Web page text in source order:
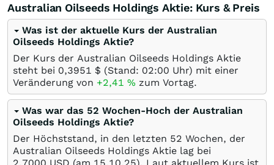
Australian Oilseeds Holdings Aktie: Kurs & Preis
Was ist der aktuelle Kurs der Australian
Oilseeds Holdings Aktie?
Der Kurs der Australian Oilseeds Holdings Aktie
steht bei 0,3951 $ (Stand: 02:00 Uhr) mit einer
Veränderung von +2,41 % zum Vortag.
Was war das 52 Wochen-Hoch der Australian
Oilseeds Holdings Aktie?
Der Höchststand, in den letzten 52 Wochen, der
Australian Oilseeds Holdings Aktie lag bei